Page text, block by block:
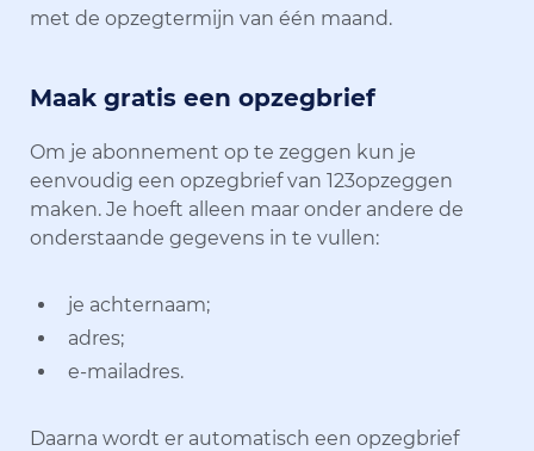
met de opzegtermijn van één maand.
Maak gratis een opzegbrief
Om je abonnement op te zeggen kun je
eenvoudig een opzegbrief van 123opzeggen
maken. Je hoeft alleen maar onder andere de
onderstaande gegevens in te vullen:
je achternaam;
adres;
e-mailadres.
Daarna wordt er automatisch een opzegbrief